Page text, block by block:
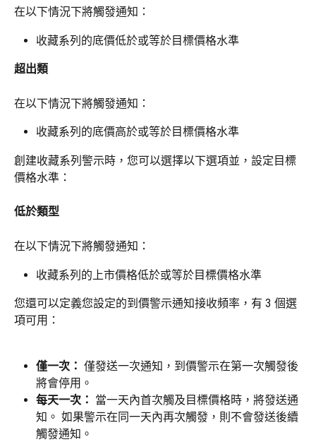
在以下情況下將觸發通知：
收藏系列的底價低於或等於目標價格水準
超出類
在以下情況下將觸發通知：
收藏系列的底價高於或等於目標價格水準
創建收藏系列警示時，您可以選擇以下選項並，設定目標
價格水準：
低於類型
在以下情況下將觸發通知：
收藏系列的上市價格低於或等於目標價格水準
您還可以定義您設定的到價警示通知接收頻率，有 3 個選
項可用：
僅一次： 僅發送一次通知，到價警示在第一次觸發後
將會停用。
每天一次： 當一天內首次觸及目標價格時，將發送通
知。 如果警示在同一天內再次觸發，則不會發送後續
觸發通知。